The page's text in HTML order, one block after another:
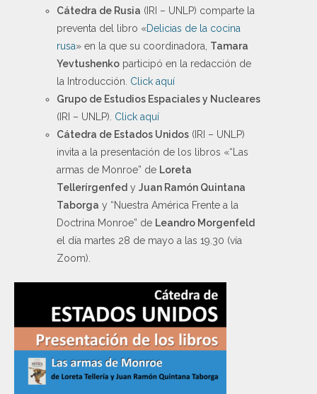
Cátedra de Rusia (IRI – UNLP) comparte la
preventa del libro «Delicias de la cocina
rusa» en la que su coordinadora, Tamara
Yevtushenko participó en la redacción de
la Introducción. Click aquí
Grupo de Estudios Espaciales y Nucleares
(IRI – UNLP). Click aquí
Cátedra de Estados Unidos (IRI – UNLP)
invita a la presentación de los libros «“Las
armas de Monroe” de Loreta
Tellerírgenfed y Juan Ramón Quintana
Taborga y “Nuestra América Frente a la
Doctrina Monroe” de Leandro Morgenfeld
el día martes 28 de mayo a las 19.30 (vía
Zoom).